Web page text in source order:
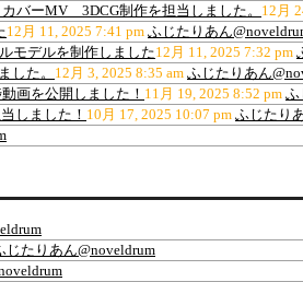
カバーMV 3DCG制作を担当しました。 12月
12月 11, 2025 7:41 pm ふじたりあん
モデルを制作しました12月 11, 2025 7:32 pm
した。 12月 3, 2025 8:35 am ふじたりあん
画を公開しました！ 11月 19, 2025 8:52 pm ふ
しました！ 10月 17, 2025 10:07 pm ふじたり
じたりあん@noveldrum